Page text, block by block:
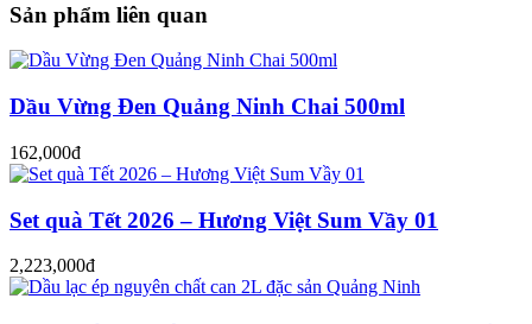
Sản phẩm liên quan
Dầu Vừng Đen Quảng Ninh Chai 500ml
162,000đ
Set quà Tết 2026 – Hương Việt Sum Vầy 01
2,223,000đ